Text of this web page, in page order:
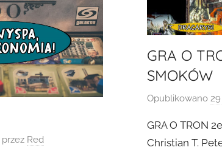
przez Red
GRA O
SMOKÓW
Opublikowano
GRA O TRON
Christian T.